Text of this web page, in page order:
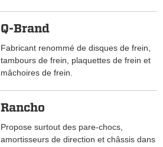
Q-Brand
Fabricant renommé de disques de frein,
tambours de frein, plaquettes de frein et
mâchoires de frein.
Rancho
Propose surtout des pare-chocs,
amortisseurs de direction et châssis dans